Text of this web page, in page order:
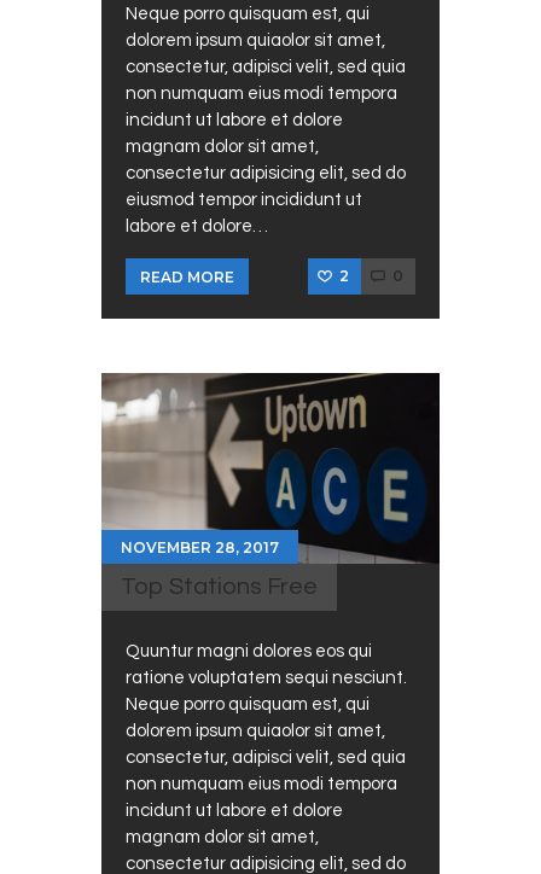
Neque porro quisquam est, qui
dolorem ipsum quiaolor sit amet,
consectetur, adipisci velit, sed quia
non numquam eius modi tempora
incidunt ut labore et dolore
magnam dolor sit amet,
consectetur adipisicing elit, sed do
eiusmod tempor incididunt ut
labore et dolore…
READ MORE 2 0
NOVEMBER 28, 2017
Top Stations Free
Quuntur magni dolores eos qui
ratione voluptatem sequi nesciunt.
Neque porro quisquam est, qui
dolorem ipsum quiaolor sit amet,
consectetur, adipisci velit, sed quia
non numquam eius modi tempora
incidunt ut labore et dolore
magnam dolor sit amet,
consectetur adipisicing elit, sed do